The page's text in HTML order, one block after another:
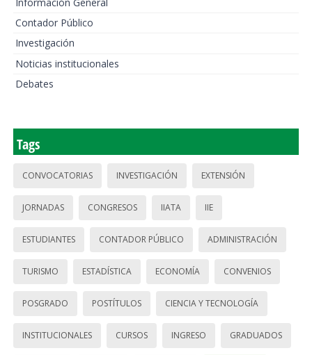
Contador Público
Investigación
Noticias institucionales
Debates
Tags
CONVOCATORIAS INVESTIGACIÓN EXTENSIÓN
JORNADAS CONGRESOS IIATA IIE
ESTUDIANTES CONTADOR PÚBLICO ADMINISTRACIÓN
TURISMO ESTADÍSTICA ECONOMÍA CONVENIOS
POSGRADO POSTÍTULOS CIENCIA Y TECNOLOGÍA
INSTITUCIONALES CURSOS INGRESO GRADUADOS